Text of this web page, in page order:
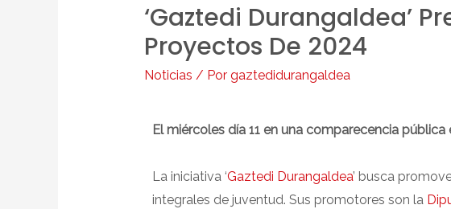
‘Gaztedi Durangaldea’
Proyectos De 2024
Noticias / Por gaztedidurangaldea
El miércoles día 11 en una comparecencia pública
La iniciativa ‘Gaztedi Durangaldea’ busca
integrales de juventud. Sus promotores son la